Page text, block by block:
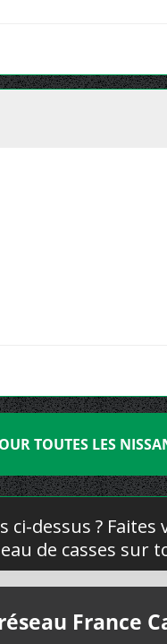
TOUTES LES
dessus ? Faites
de casses sur
France